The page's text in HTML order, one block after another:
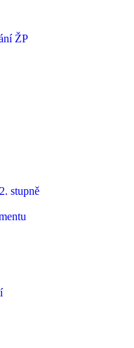
ŽP
stupně